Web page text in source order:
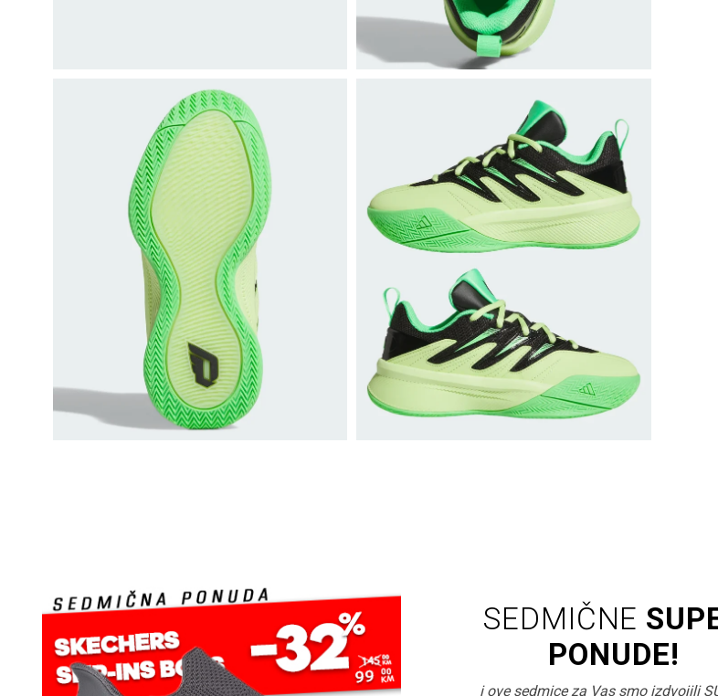
SEDMIČNE
PONUDE!
i ove sedmice za Vas smo izdvojili